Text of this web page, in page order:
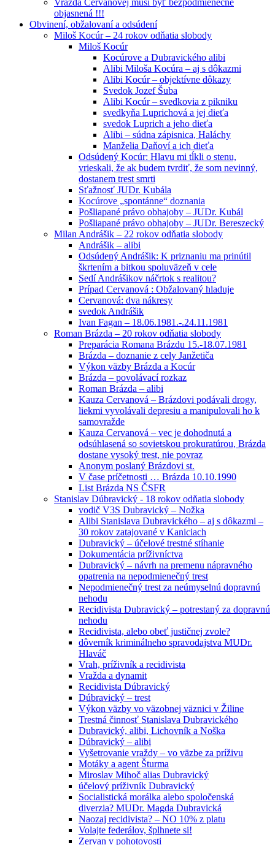
objasnená !!!
Obvinení, obžalovaní a odsúdení
Miloš Kocúr – 24 rokov odňatia slobody
Miloš Kocúr
Kocúrove a Dubravického alibi
Alibi Miloša Kocúra – aj s dôkazmi
Alibi Kocúr – objektívne dôkazy
Svedok Jozef Šuba
Alibi Kocúr – svedkovia z pikniku
svedkyňa Luprichová a jej dieťa
svedok Luprich a jeho dieťa
Alibi – súdna zápisnica, Haláchy
Manželia Daňoví a ich dieťa
Odsúdený Kocúr: Hlavu mi tĺkli o stenu,
vrieskali, že ak budem tvrdiť, že som nevinný,
dostanem trest smrti
Sťažnosť JUDr. Kubála
Kocúrove „spontánne“ doznania
Pošliapané právo obhajoby – JUDr. Kubál
Pošliapané právo obhajoby – JUDr. Bereszecký
Milan Andrášik – 22 rokov odňatia slobody
Andrášik – alibi
Odsúdený Andrášik: K priznaniu ma prinútil
škrtením a bitkou spoluväzeň v cele
Sedí Andrášikov náčrtok s realitou?
Prípad Cervanová : Obžalovaný hladuje
Cervanová: dva nákresy
svedok Andrášik
Ivan Fagan – 18.06.1981.-.24.11.1981
Roman Brázda – 20 rokov odňatia slobody
Preparácia Romana Brázdu 15.-18.07.1981
Brázda – doznanie z cely Janžetiča
Výkon väzby Brázda a Kocúr
Brázda – povolávací rozkaz
Roman Brázda – alibi
Kauza Cervanová – Brázdovi podávali drogy,
liekmi vyvolávali depresiu a manipulovali ho k
samovražde
Kauza Cervanová – vec je dohodnutá a
odsúhlasená so sovietskou prokuratúrou, Brázda
dostane vysoký trest, nie povraz
Anonym poslaný Brázdovi st.
V čase príčetnosti … Brázda 10.10.1990
List Brázda NS ČSFR
Stanislav Dúbravický - 18 rokov odňatia slobody
vodič V3S Dubravický – Nožka
Alibi Stanislava Dubravického – aj s dôkazmi –
30 rokov zatajované v Kaniciach
Dubravický – účelové trestné stíhanie
Dokumentácia príživníctva
Dubravický – návrh na premenu nápravného
opatrenia na nepodmienečný trest
Nepodmienečný trest za neúmyselnú dopravnú
nehodu
Recidivista Dubravický – potrestaný za dopravnú
nehodu
Recidivista, alebo obeť justičnej zvole?
dôverník kriminálneho spravodajstva MUDr.
Hlaváč
Vrah, príživník a recidivista
Vražda a dynamit
Recidivista Dúbravický
Dúbravický – trest
Výkon väzby vo väzobnej väznici v Žiline
Trestná činnosť Stanislava Dubravického
Dubravický, alibi, Lichovník a Noška
Dúbravický – alibi
Vyšetrovanie vraždy – vo väzbe za príživu
Motáky a agent Šturma
Miroslav Mihoč alias Dubravický
účelový príživník Dubravický
Socialistická morálka alebo spoločenská
diverzia? MUDr. Magda Dubravická
Naozaj recidivista? – NO 10% z platu
Volajte federálov, šplhnete si!
Zervan v pohotovosti